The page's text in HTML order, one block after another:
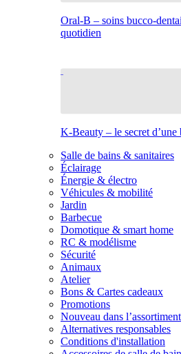
Oral-B – soins bucco-
quotidien
K-Beauty – le secret d’une
Salle de bains & sanitaires
Éclairage
Énergie & électro
Véhicules & mobilité
Jardin
Barbecue
Domotique & smart home
RC & modélisme
Sécurité
Animaux
Atelier
Bons & Cartes cadeaux
Promotions
Nouveau dans l’assortiment
Alternatives responsables
Conditions d'installation